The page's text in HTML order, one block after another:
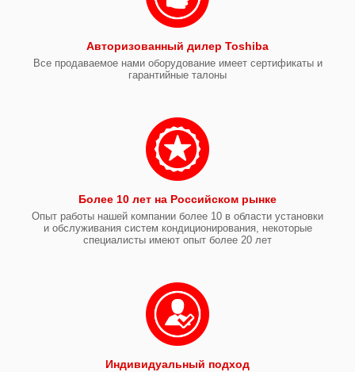
Авторизованный дилер Toshiba
Все продаваемое нами оборудование имеет сертификаты и
гарантийные талоны
Более 10 лет на Российском рынке
Опыт работы нашей компании более 10 в области установки
и обслуживания систем кондиционирования, некоторые
специалисты имеют опыт более 20 лет
Индивидуальный подход